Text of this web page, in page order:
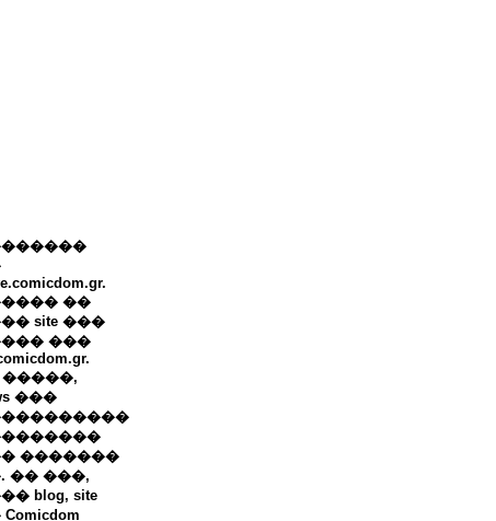
��
site ���
���
�����,
���
�������
�� ���,
blog, site